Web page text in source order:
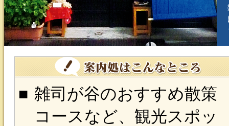
■ 雑司が谷のおすすめ散策
コースなど、観光スポッ